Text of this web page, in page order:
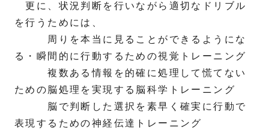
更に、状況判断を行いながら適切なドリブル
を行うためには、
周りを本当に見ることができるようにな
る・瞬間的に行動するための視覚トレーニング
複数ある情報を的確に処理して慌てない
ための脳処理を実現する脳科学トレーニング
脳で判断した選択を素早く確実に行動で
表現するための神経伝達トレーニング